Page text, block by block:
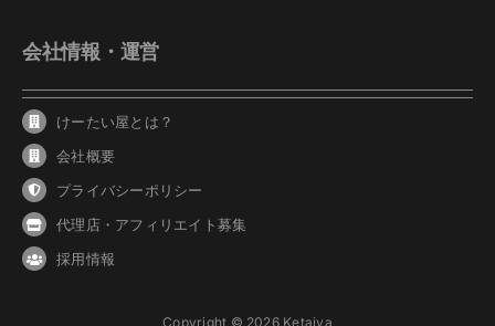
会社情報・運営
けーたい屋とは？
会社概要
プライバシーポリシー
代理店・アフィリエイト募集
採用情報
Copyright © 2026 Ketaiya